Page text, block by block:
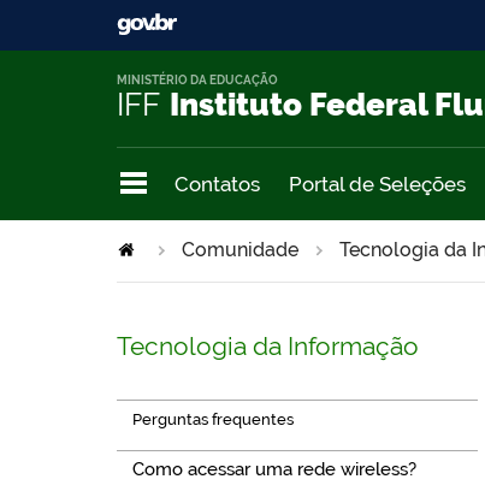
IFF Instituto Federal
MINISTÉRIO DA EDUCAÇÃO
Contatos Portal de Seleções
Comunidade Tecnologia da
Tecnologia da Informação
Perguntas frequentes
Como acessar uma rede wireless?